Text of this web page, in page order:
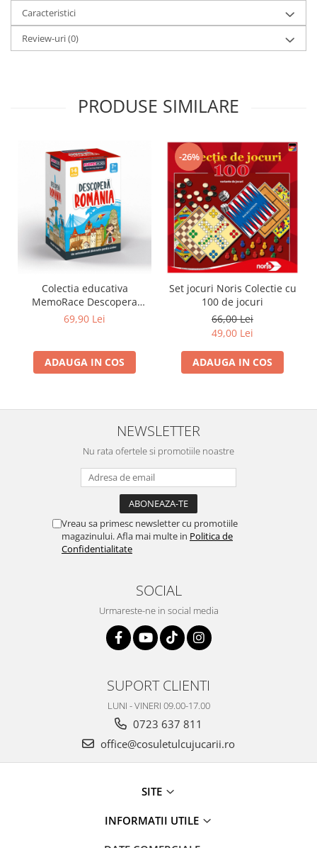
Schmidt
Sequin Art
Silverlit
Sycomore
Tender Leaf
Topbright
Vektory
Wonderworld
Caracteristici
Review-uri(0)
PRODUSE SIMILARE
Colectia educativa
MemoRace Descopera
Romania
69,90 Lei
ADAUGA IN COS
-26%
Set jocuri Noris Colectie cu
100 de jocuri
66,00 Lei
49,00 Lei
ADAUGA IN COS
NEWSLETTER
Nu rata ofertele si promotiile noastre
Vreau sa primesc newsletter cu promotiile
magazinului. Afla mai multe in Politica de
Confidentialitate
SOCIAL
Urmareste-ne in social media
SUPORT CLIENTI
LUNI - VINERI 09.00-17.00
0723 637 811
office@cosuletulcujucarii.ro
SITE
INFORMATII UTILE